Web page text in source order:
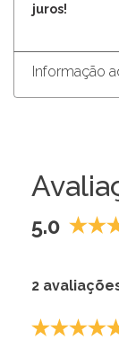
juros!
Informação
5.0
2